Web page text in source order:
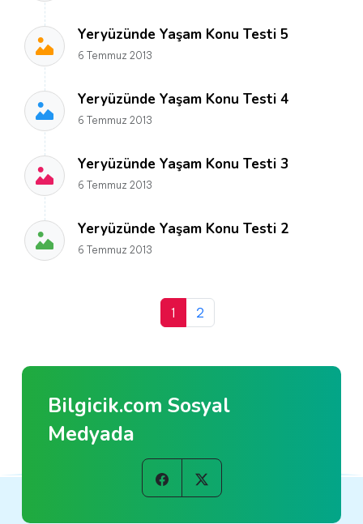
Yeryüzünde Yaşam Konu Testi 5
6 Temmuz 2013
Yeryüzünde Yaşam Konu Testi 4
6 Temmuz 2013
Yeryüzünde Yaşam Konu Testi 3
6 Temmuz 2013
Yeryüzünde Yaşam Konu Testi 2
6 Temmuz 2013
1 2
Bilgicik.com Sosyal
Medyada